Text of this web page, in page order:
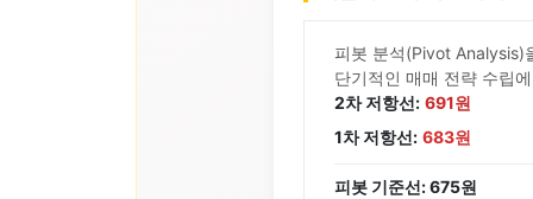
피봇 분석(Pivot Analysis)
단기적인 매매 전략 수립
2차 저항선: 691원
1차 저항선: 683원
피봇 기준선: 675원